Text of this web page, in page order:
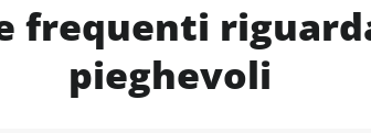
frequenti
pieghevoli